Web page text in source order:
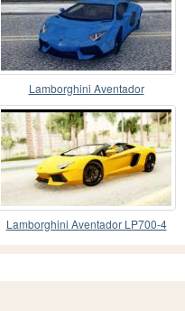
Lamborghini Aventador
Lamborghini Aventador LP700-4